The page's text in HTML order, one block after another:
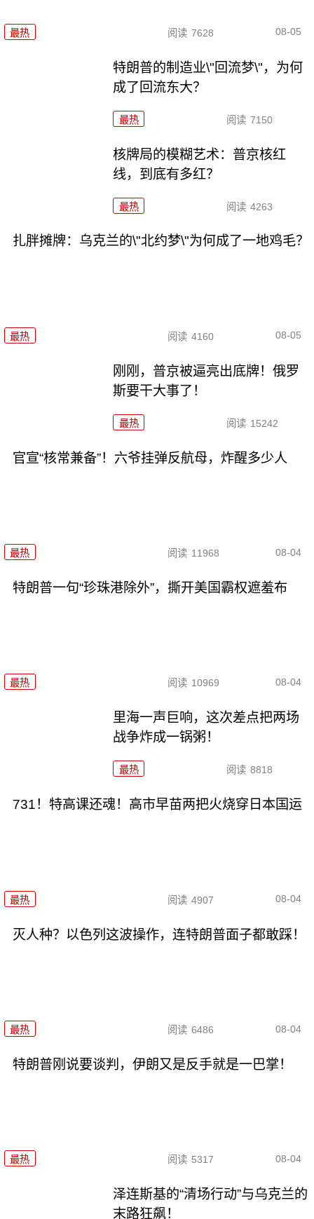
最热 阅读 7628 08-05
特朗普的制造业\"回流梦\"，为何
成了回流东大？
最热 阅读 7150
核牌局的模糊艺术：普京核红
线，到底有多红？
最热 阅读 4263
扎胖摊牌：乌克兰的\"北约梦\"为何成了一地鸡毛？
最热 阅读 4160 08-05
刚刚，普京被逼亮出底牌！俄罗
斯要干大事了！
最热 阅读 15242
官宣“核常兼备”！六爷挂弹反航母，炸醒多少人
最热 阅读 11968 08-04
特朗普一句“珍珠港除外”，撕开美国霸权遮羞布
最热 阅读 10969 08-04
里海一声巨响，这次差点把两场
战争炸成一锅粥！
最热 阅读 8818
731！特高课还魂！高市早苗两把火烧穿日本国运
最热 阅读 4907 08-04
灭人种？以色列这波操作，连特朗普面子都敢踩！
最热 阅读 6486 08-04
特朗普刚说要谈判，伊朗又是反手就是一巴掌！
最热 阅读 5317 08-04
泽连斯基的“清场行动”与乌克兰的
末路狂飙！